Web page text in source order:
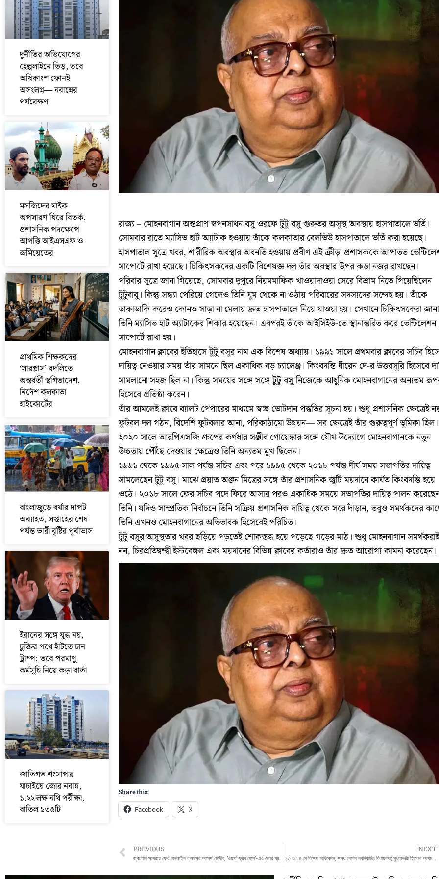
দুর্নীতির অভিযোগের
হেল্পলাইনে ভিড়, তবে
অধিকাংশ ফোনই
অসংলগ্ন— নবান্নের
পর্যবেক্ষণ
মসজিদের মাইক
অপসারণ ঘিরে বিতর্ক,
প্রশাসনিক পদক্ষেপে
আপত্তি আইএসএফ ও
জমিয়েতের
প্রাথমিক শিক্ষকদের
‘সারপ্লাস’ বদলিতে
অন্তর্বর্তী স্থগিতাদেশ,
নির্দেশ কলকাতা
হাইকোর্টের
বাংলাজুড়ে বর্ষার দাপট
অব্যাহত, সপ্তাহের শেষ
পর্যন্ত ভারী বৃষ্টির পূর্বাভাস
ইরানের সঙ্গে যুদ্ধ নয়,
চুক্তির পথে হাঁটতে চান
ট্রাম্প; তবে পরমাণু
কর্মসূচি নিয়ে কড়া বার্তা
জাতিগত শংসাপত্র
যাচাইয়ে জোর নবান্ন,
১.২২ লক্ষ নথি পরীক্ষা,
বাতিল ১৩৫টি
রাজ্য – মোহনবাগান অন্তপ্রাণ স্বপনসাধন বসু ওরফে টুটু বসু গুরুতর অসুস্থ অবস্থায় হাসপাতালে ভর্তি।
সোমবার রাতে ম্যাসিভ হার্ট অ্যাটাক হওয়ায় তাঁকে কলকাতার বেলভিউ হাসপাতালে ভর্তি করা হয়েছে।
হাসপাতাল সূত্রে খবর, শারীরিক অবস্থার অবনতি হওয়ায় প্রবীণ এই ক্রীড়া প্রশাসককে আপাতত
সাপোর্টে রাখা হয়েছে। চিকিৎসকদের একটি বিশেষজ্ঞ দল তাঁর অবস্থার উপর কড়া নজর রাখছেন।
পরিবার সূত্রে জানা গিয়েছে, সোমবার দুপুরে নিয়মমাফিক খাওয়াদাওয়া সেরে বিশ্রাম নিতে গিয়েছিলেন
টুটুবাবু। কিন্তু সন্ধ্যা পেরিয়ে গেলেও তিনি ঘুম থেকে না ওঠায় পরিবারের সদস্যদের সন্দেহ হয়। তাঁকে
ডাকাডাকি করেও কোনও সাড়া না মেলায় দ্রুত হাসপাতালে নিয়ে যাওয়া হয়। সেখানে চিকিৎসকেরা
তিনি ম্যাসিভ হার্ট অ্যাটাকের শিকার হয়েছেন। এরপরই তাঁকে আইসিইউ-তে স্থানান্তরিত করে ভেন্টিলেশন
সাপোর্টে রাখা হয়।
মোহনবাগান ক্লাবের ইতিহাসে টুটু বসুর নাম এক বিশেষ অধ্যায়। ১৯৯১ সালে প্রথমবার ক্লাবের সচিব
দায়িত্ব নেওয়ার সময় তাঁর সামনে ছিল একাধিক বড় চ্যালেঞ্জ। কিংবদন্তি ধীরেন দে-র উত্তরসূরি হিসেবে
সামলানো সহজ ছিল না। কিন্তু সময়ের সঙ্গে সঙ্গে টুটু বসু নিজেকে আধুনিক মোহনবাগানের অন্যতম
হিসেবে প্রতিষ্ঠা করেন।
তাঁর আমলেই ক্লাবে ব্যালট পেপারের মাধ্যমে স্বচ্ছ ভোটদান পদ্ধতির সূচনা হয়। শুধু প্রশাসনিক ক্ষেত্রেই
ফুটবল দল গঠন, বিদেশি ফুটবলার আনা, পরিকাঠামো উন্নয়ন— সব ক্ষেত্রেই তাঁর গুরুত্বপূর্ণ ভূমিকা ছিল।
২০২০ সালে আরপিএসজি গ্রুপের কর্ণধার সঞ্জীব গোয়েঙ্কার সঙ্গে যৌথ উদ্যোগে মোহনবাগানকে নতুন
উচ্চতায় পৌঁছে দেওয়ার ক্ষেত্রেও তিনি অন্যতম মুখ ছিলেন।
১৯৯১ থেকে ১৯৯৫ সাল পর্যন্ত সচিব এবং পরে ১৯৯৫ থেকে ২০১৮ পর্যন্ত দীর্ঘ সময় সভাপতির দায়িত্ব
সামলেছেন টুটু বসু। মাঝে প্রয়াত অঞ্জন মিত্রের সঙ্গে তাঁর প্রশাসনিক জুটি ময়দানে কার্যত কিংবদন্তি হয়ে
ওঠে। ২০১৮ সালে ফের সচিব পদে ফিরে আসার পরও একাধিক সময়ে সভাপতির দায়িত্ব পালন
তিনি। যদিও সাম্প্রতিক নির্বাচনে তিনি সক্রিয় প্রশাসনিক দায়িত্ব থেকে সরে দাঁড়ান, তবুও সমর্থকদের
তিনি এখনও মোহনবাগানের অভিভাবক হিসেবেই পরিচিত।
টুটু বসুর অসুস্থতার খবর ছড়িয়ে পড়তেই শোকস্তব্ধ হয়ে পড়েছে গড়ের মাঠ। শুধু মোহনবাগান সমর্থকরাই
নন, চিরপ্রতিদ্বন্দ্বী ইস্টবেঙ্গল এবং ময়দানের বিভিন্ন ক্লাবের কর্তারাও তাঁর দ্রুত আরোগ্য কামনা করেছেন।
Share this:
Facebook X
Prev
PREVIOUS
জ্বালানি সাশ্রয়ে ফের অনলাইন ক্লাসের পরামর্শ মোদীর, ‘ওয়ার্ক ফ্রম হোম’-এও জোর প্রধানমন্ত্রীর
NEXT
১৩ ও ১৪ মে বিশেষ অধিবেশন, শপথ নেবেন নবনির্বাচিত বিধায়করা; মুখ্যমন্ত্রী হিসেবে প্রথমবার বিধানসভায় শুভেন্দু